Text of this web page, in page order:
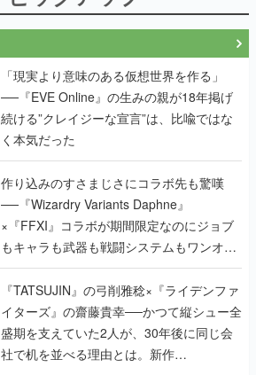
「現実より意味のある仮想世界を作る」
──『EVE Online』の生みの親が18年掲げ
く本気だった
作り込みのすさまじさにコラボ先も驚嘆
──『Wizardry Variants Daphne』
×『FFXI』コラボが期間限定なのにジョブ
もキャラも武器も戦闘システムもワンオフ
で作り込まれた理由を両ディレクターに聞
く
『TATSUJIN』の弓削雅稔×『ライデンファ
イターズ』の齋藤貴幸──かつて縦シュー全
盛期を支えていた2人が、30年後に同じ会
社で机を並べる理由とは。新作
『TATSUJIN EXTREME』で初タッグを組
んだレジェンド2人に訊く開発秘話
実写映像1000分、ルート分岐100種類以
上。配信開始5日で100万本を売った、中国